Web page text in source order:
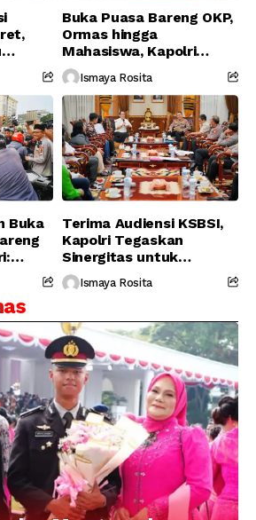
Buka Puasa Bareng OKP,
Ormas hingga
Mahasiswa, Kapolri
Serukan Jaga
Persatuan-Dukung
Program Pemerintah
Ismaya Rosita
Buka
Terima Audiensi KSBSI,
Kapolri Tegaskan
Sinergitas untuk
Perjuangkan Hak Buruh
Ismaya Rosita